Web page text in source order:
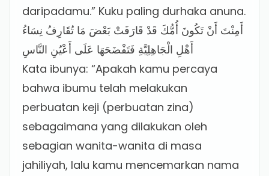
daripadamu.” Kuku paling durhaka anuna.
أَمِنْتَ أَنْ تَكُونَ أُمُّكَ قَدْ قَارَفَتْ بَعْضَ مَا تُقَارِفُ نِسَاءُ
أَهْلِ الْجَاهِلِيَّةِ فَتَفْضَحَهَا عَلَى أَعْيُنِ النَّاسِ
Kata ibunya: “Apakah kamu percaya
bahwa ibumu telah melakukan
perbuatan keji (perbuatan zina)
sebagaimana yang dilakukan oleh
sebagian wanita-wanita di masa
jahiliyah, lalu kamu mencemarkan nama